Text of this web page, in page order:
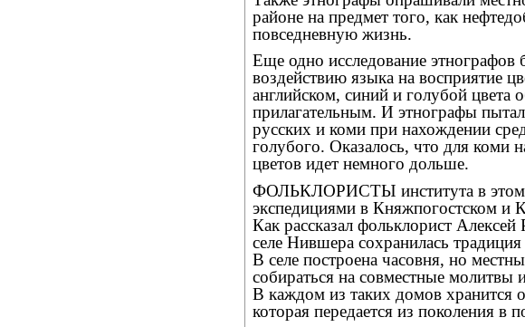
районе на предмет того, как
повседневную жизнь.
Еще одно исследование
воздействию языка на восприятие
английском, синий и голубой цвета
прилагательным. И этнографы
русских и коми при нахождении
голубого. Оказалось, что для коми
цветов идет немного дольше.
ФОЛЬКЛОРИСТЫ института в этом
экспедициями в Княжпогостском и
Как рассказал фольклорист Алексей
селе Нившера сохранилась
В селе построена часовня, но
собираться на совместные
В каждом из таких домов хранится
которая передается из поколения в